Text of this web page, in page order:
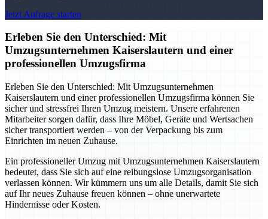
Jetzt Anfrage starten
Erleben Sie den Unterschied: Mit
Umzugsunternehmen Kaiserslautern und einer
professionellen Umzugsfirma
Erleben Sie den Unterschied: Mit Umzugsunternehmen
Kaiserslautern und einer professionellen Umzugsfirma können Sie
sicher und stressfrei Ihren Umzug meistern. Unsere erfahrenen
Mitarbeiter sorgen dafür, dass Ihre Möbel, Geräte und Wertsachen
sicher transportiert werden – von der Verpackung bis zum
Einrichten im neuen Zuhause.
Ein professioneller Umzug mit Umzugsunternehmen Kaiserslautern
bedeutet, dass Sie sich auf eine reibungslose Umzugsorganisation
verlassen können. Wir kümmern uns um alle Details, damit Sie sich
auf Ihr neues Zuhause freuen können – ohne unerwartete
Hindernisse oder Kosten.